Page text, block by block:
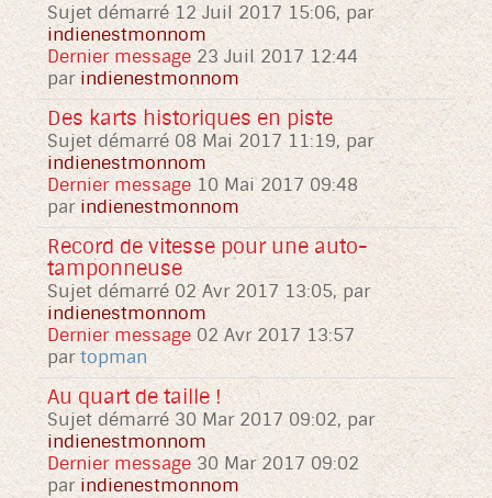
Sujet démarré 12 Juil 2017 15:06, par
indienestmonnom
Dernier message 23 Juil 2017 12:44
parindienestmonnom
Des karts historiques en piste
Sujet démarré 08 Mai 2017 11:19, par
indienestmonnom
Dernier message 10 Mai 2017 09:48
parindienestmonnom
Record de vitesse pour une auto-
tamponneuse
Sujet démarré 02 Avr 2017 13:05, par
indienestmonnom
Dernier message 02 Avr 2017 13:57
partopman
Au quart de taille !
Sujet démarré 30 Mar 2017 09:02, par
indienestmonnom
Dernier message30 Mar 2017 09:02
parindienestmonnom